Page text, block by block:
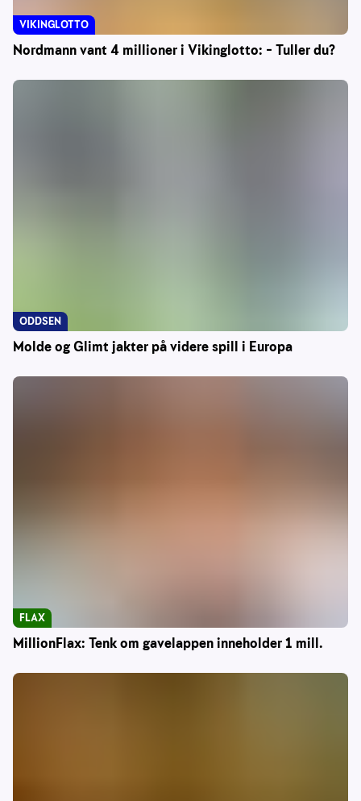
Nordmann vant 4 millioner i Vikinglotto: – Tuller du?
VIKINGLOTTO
Molde og Glimt jakter på videre spill i Europa
ODDSEN
MillionFlax: Tenk om gavelappen inneholder 1 mill.
FLAX